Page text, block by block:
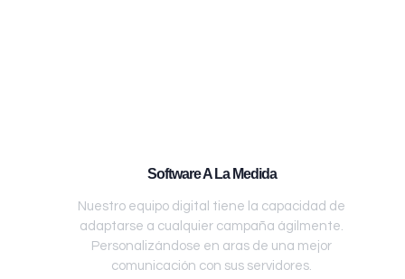
Software A La Medida
Nuestro equipo digital tiene la capacidad de
adaptarse a cualquier campaña ágilmente.
Personalizándose en aras de una mejor
comunicación con sus servidores.